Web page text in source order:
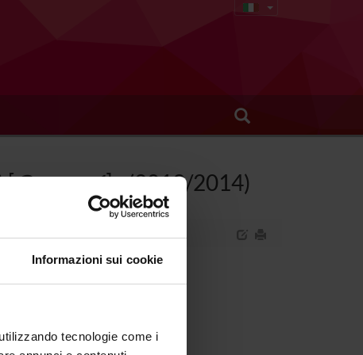
Informazioni sui cookie
tecnologie come i
[Gruppo 1] - (2013/2014)
(secondo anno).